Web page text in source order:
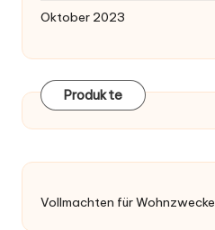
Oktober 2023
Produkte
Vollmachten für Wohnzwecke